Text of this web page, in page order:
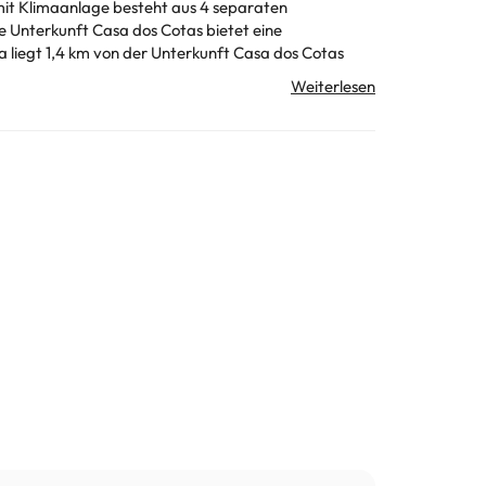
von der Unterkunft Casa dos Cotas entfernt, und